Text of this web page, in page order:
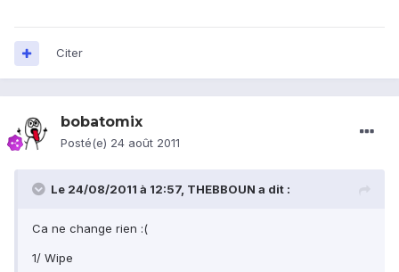
Citer
bobatomix
Posté(e) 24 août 2011
Le 24/08/2011 à 12:57, THEBBOUN a dit :
Ca ne change rien :(
1/ Wipe